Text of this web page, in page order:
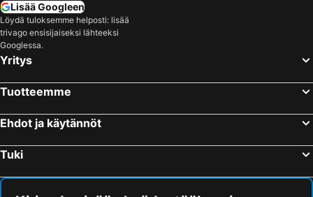
Lisää Googleen
Löydä tuloksemme helposti: lisää
trivago ensisijaiseksi lähteeksi
Googlessa.
Yritys
Tuotteemme
Ehdot ja käytännöt
Tuki